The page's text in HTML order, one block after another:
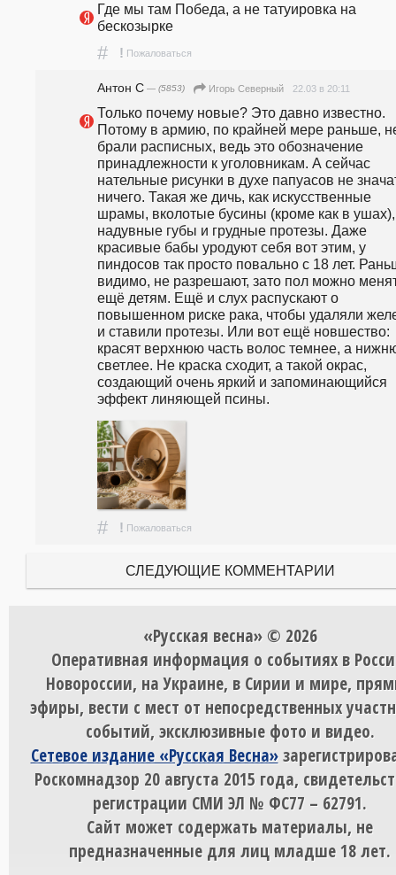
Где мы там Победа, а не татуировка на
бескозырке
# ! Пожаловаться
Антон С — (5853) Игорь Северный 22.03 в 20:11
Только почему новые? Это давно известно.
Потому в армию, по крайней мере раньше,
брали расписных, ведь это обозначение
принадлежности к уголовникам. А сейчас
нательные рисунки в духе папуасов не
ничего. Такая же дичь, как искусственные
шрамы, вколотые бусины (кроме как в ушах),
надувные губы и грудные протезы. Даже
красивые бабы уродуют себя вот этим, у
пиндосов так просто повально с 18 лет.
видимо, не разрешают, зато пол можно
ещё детям. Ещё и слух распускают о
повышенном риске рака, чтобы удаляли
и ставили протезы. Или вот ещё новшество:
красят верхнюю часть волос темнее, а
светлее. Не краска сходит, а такой окрас,
создающий очень яркий и запоминающийся
эффект линяющей псины.
# ! Пожаловаться
СЛЕДУЮЩИЕ КОММЕНТАРИИ
«Русская весна» © 2026
Оперативная информация о событиях в
Новороссии, на Украине, в Сирии и мире,
эфиры, вести с мест от непосредственных
событий, эксклюзивные фото и видео.
Сетевое издание «Русская Весна»
Роскомнадзор 20 августа 2015 года,
регистрации СМИ ЭЛ № ФС77 – 62791.
Сайт может содержать материалы, не
предназначенные для лиц младше 18 лет.